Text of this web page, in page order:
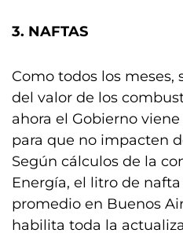
3. NAFTAS
Como todos los meses,
del valor de los
ahora el Gobierno
para que no impacten
Según cálculos de la
Energía, el litro de
promedio en Buenos
habilita toda la